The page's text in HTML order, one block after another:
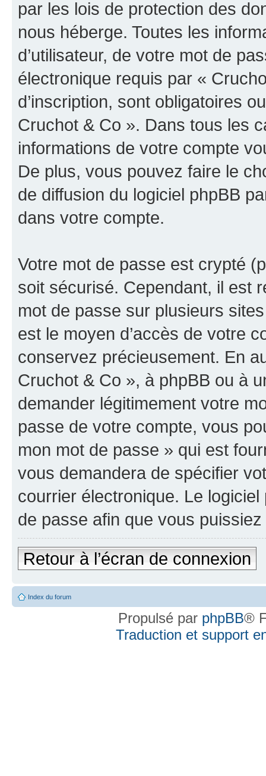
par les lois de protection des
nous héberge. Toutes les
d’utilisateur, de votre mot de
électronique requis par «
d’inscription, sont obligatoires
Cruchot & Co ». Dans tous les
informations de votre compte
De plus, vous pouvez faire le
de diffusion du logiciel phpBB
dans votre compte.
Votre mot de passe est crypté
soit sécurisé. Cependant, il est
mot de passe sur plusieurs
est le moyen d’accès de votre
conservez précieusement. En
Cruchot & Co », à phpBB ou à
demander légitimement votre
passe de votre compte, vous
mon mot de passe » qui est
vous demandera de spécifier
courrier électronique. Le
de passe afin que vous
Retour à l’écran de connexion
Index du forum
Propulsé par phpBB®
Traduction et support